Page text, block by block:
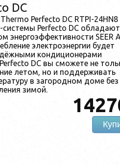
DC
Perfecto DC RTPI-24HN8
Perfecto DC обладают
энергоэффективности SEER
электроэнергии будет
кондиционерами
DC вы сможете не
летом, но и поддерживать
в загородном доме без
зимой.